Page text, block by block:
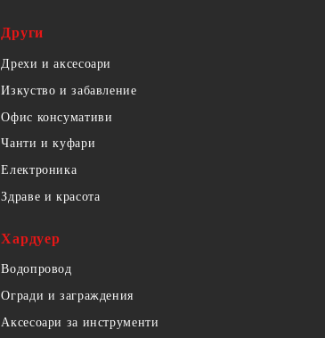
Други
Дрехи и аксесоари
Изкуство и забавление
Офис консумативи
Чанти и куфари
Електроника
Здраве и красота
Хардуер
Водопровод
Огради и заграждения
Аксесоари за инструменти